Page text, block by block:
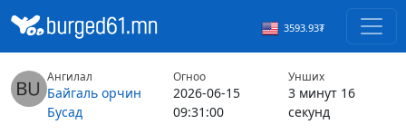
3593.93₮
Ангилал
Байгаль орчин
Бусад
Огноо
2026-06-15
09:31:00
Унших
3 минут 16
секунд